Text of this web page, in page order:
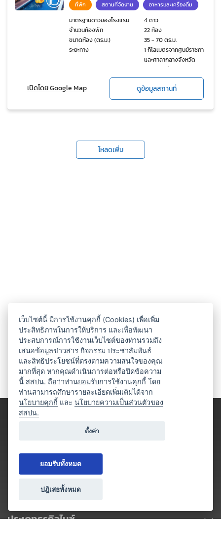
ที่พัก สถานที่จัดงาน อาหารและเครื่องดื่ม
มาตรฐานดาวของโรงแรม
4 ดาว
จำนวนห้องพัก
22 ห้อง
ขนาดห้อง (ตร.ม.)
35 - 70 ตร.ม.
ระยะทาง
1 กิโลเมตรจากศูนย์ราชการ
และศาลากลางจังหวัด
กาญจนบุรี
เปิดโดย Google Map ดูข้อมูลสถานที่
โหลดเพิ่ม
ประเภทธุรกิจไมซ์
เว็บไซต์นี้ มีการใช้งานคุกกี้ (Cookies) เพื่อเพิ่ม
ประสิทธิภาพในการให้บริการ และเพื่อพัฒนา
ประสบการณ์การใช้งานเว็บไซต์ของท่านรวมถึง
เสนอข้อมูลข่าวสาร กิจกรรม ประชาสัมพันธ์
และสิทธิประโยชน์ที่ตรงตามความสนใจของคุณ
มากที่สุด หากคุณดำเนินการต่อหรือปิดข้อความ
นี้ สสปน. ถือว่าท่านยอมรับการใช้งานคุกกี้ โดย
ท่านสามารถศึกษารายละเอียดเพิ่มเติมได้จาก
นโยบายคุกกี้ และนโยบายความเป็นส่วนตัวของ
สสปน.
ตั้งค่า
ยอมรับทั้งหมด
ปฎิเสธทั้งหมด